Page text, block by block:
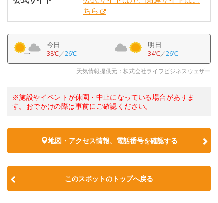
ちら
今日
38℃／26℃
明日
34℃／26℃
天気情報提供元：株式会社ライフビジネスウェザー
※施設やイベントが休園・中止になっている場合がありま
す。おでかけの際は事前にご確認ください。
地図・アクセス情報、電話番号を確認する
このスポットのトップへ戻る